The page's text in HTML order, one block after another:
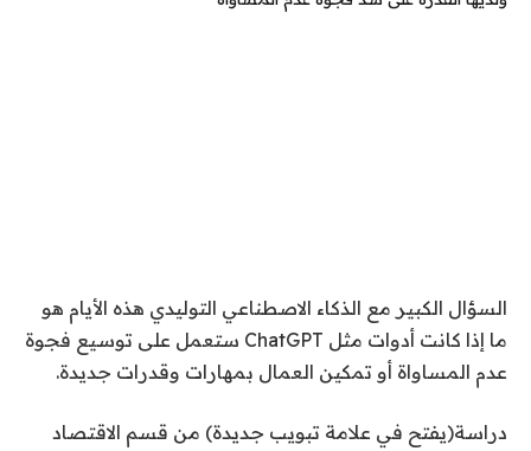
السؤال الكبير مع الذكاء الاصطناعي التوليدي هذه الأيام هو
ما إذا كانت أدوات مثل ChatGPT ستعمل على توسيع فجوة
عدم المساواة أو تمكين العمال بمهارات وقدرات جديدة.
دراسة(يفتح في علامة تبويب جديدة) من قسم الاقتصاد